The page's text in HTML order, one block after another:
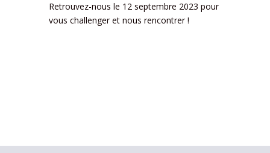
Retrouvez-nous le 12 septembre 2023 pour
vous challenger et nous rencontrer !